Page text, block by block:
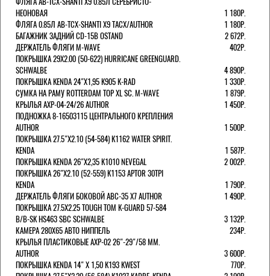
НЕОНОВАЯ
1 180Р.
ФЛЯГА 0.85Л AB-TCX-SHANTI X9 TACX/AUTHOR
1 180Р.
БАГАЖНИК ЗАДНИЙ CD-15B OSTAND
2 672Р.
ДЕРЖАТЕЛЬ ФЛЯГИ M-WAVE
402Р.
ПОКРЫШКА 29X2.00 (50-622) HURRICANE GREENGUARD.
SCHWALBE
4 890Р.
ПОКРЫШКА KENDA 24"Х1,95 K905 K-RAD
1 330Р.
СУМКА НА РАМУ ROTTERDAM TOP XL SC. M-WAVE
1 879Р.
КРЫЛЬЯ AXP-04-24/26 AUTHOR
1 450Р.
ПОДНОЖКА 8-16503115 ЦЕНТРАЛЬНОГО КРЕПЛЕНИЯ
AUTHOR
1 500Р.
ПОКРЫШКА 27.5"Х2.10 (54-584) K1162 WATER SPIRIT.
KENDA
1 587Р.
ПОКРЫШКА KENDA 26"Х2,35 K1010 NEVEGAL
2 002Р.
ПОКРЫШКА 26"Х2.10 (52-559) K1153 APTOR 30TPI
KENDA
1 790Р.
ДЕРЖАТЕЛЬ ФЛЯГИ БОКОВОЙ ABC-35 X7 AUTHOR
1 490Р.
ПОКРЫШКА 27.5X2.25 TOUGH TOM K-GUARD 57-584
B/B-SK HS463 SBC SCHWALBE
3 132Р.
КАМЕРА 280Х65 АВТО НИППЕЛЬ
234Р.
КРЫЛЬЯ ПЛАСТИКОВЫЕ AXP-02 26"-29"/58 ММ.
AUTHOR
3 600Р.
ПОКРЫШКА KENDA 14" Х 1,50 K193 KWEST
770Р.